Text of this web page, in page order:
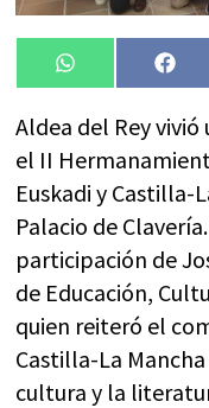
Compartir
en
WhatsApp
en
Aldea del Rey
el II
Euskadi y Castilla-
Palacio de
participación de
de Educación,
quien reiteró el
Castilla-La
cultura y la